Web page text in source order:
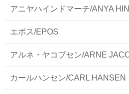
アニヤハインドマーチ/ANYA
エポス/EPOS
アルネ・ヤコブセン/ARNE
カールハンセン/CARL HANSEN